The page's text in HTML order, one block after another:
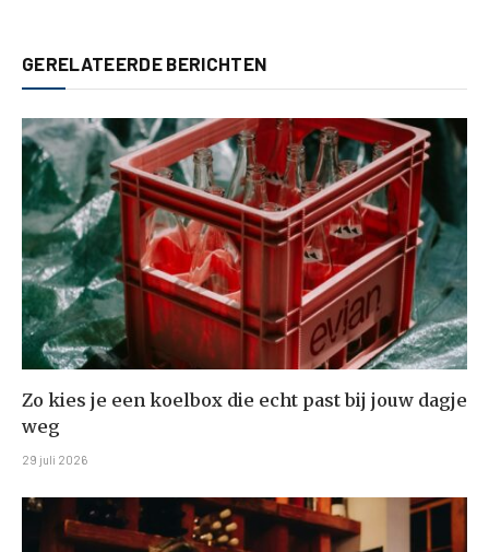
GERELATEERDE BERICHTEN
Zo kies je een koelbox die echt past bij jouw dagje
weg
29 juli 2026